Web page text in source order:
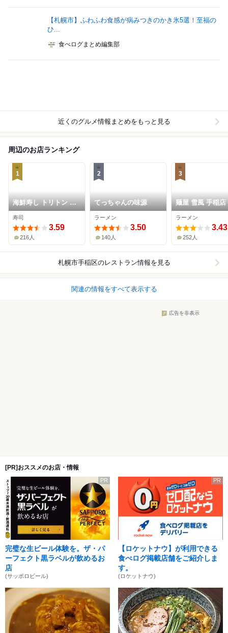
【札幌市】ふわふわ食感が病みつきのかき氷5選！至福の
ひ...
食べログまとめ編集部
近くのグルメ情報まとめをもっと見る
周辺のお店ランキング
1
海鮮寿し トリトン 手
稲店
寿司
3.59
216人
2
てっちゃんの味源
ラーメン
3.50
140人
3
麺屋 雪風 手稲店
ラーメン
3.43
252人
札幌市手稲区のレストラン情報を見る
関連の情報をすべて表示する
広告を非表示
[PR]おススメのお店・情報
PR
完璧な生ビール体験を。ザ・パ
ーフェクト黒ラベルが飲めるお
店
(サッポロビール)
PR
【ロケットナウ】が利用できる
食べログ掲載店舗をご紹介しま
す。
(ロケットナウ)